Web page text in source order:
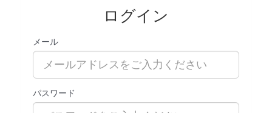
ログイン
メール
パスワード